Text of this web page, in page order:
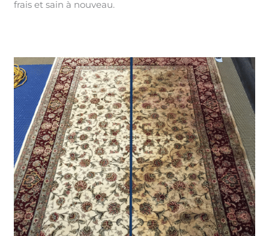
frais et sain à nouveau.